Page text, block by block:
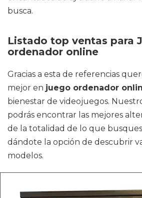
busca.
Listado top ventas para
ordenador online
Gracias a esta de referencias
mejor en juego ordenador
bienestar de videojuegos.
podrás encontrar las mejores
de la totalidad de lo que
dándote la opción de descubrir
modelos.